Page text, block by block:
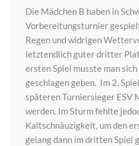
Die Mädchen B haben in
Vorbereitungsturnier
Regen und widrigen
letztendlich guter dritter
ersten Spiel musste man
geschlagen geben. Im 2.
späteren Turniersieger ESV
werden. Im Sturm fehlte
Kaltschnäuzigkeit, um den
gelang dann im dritten Spiel